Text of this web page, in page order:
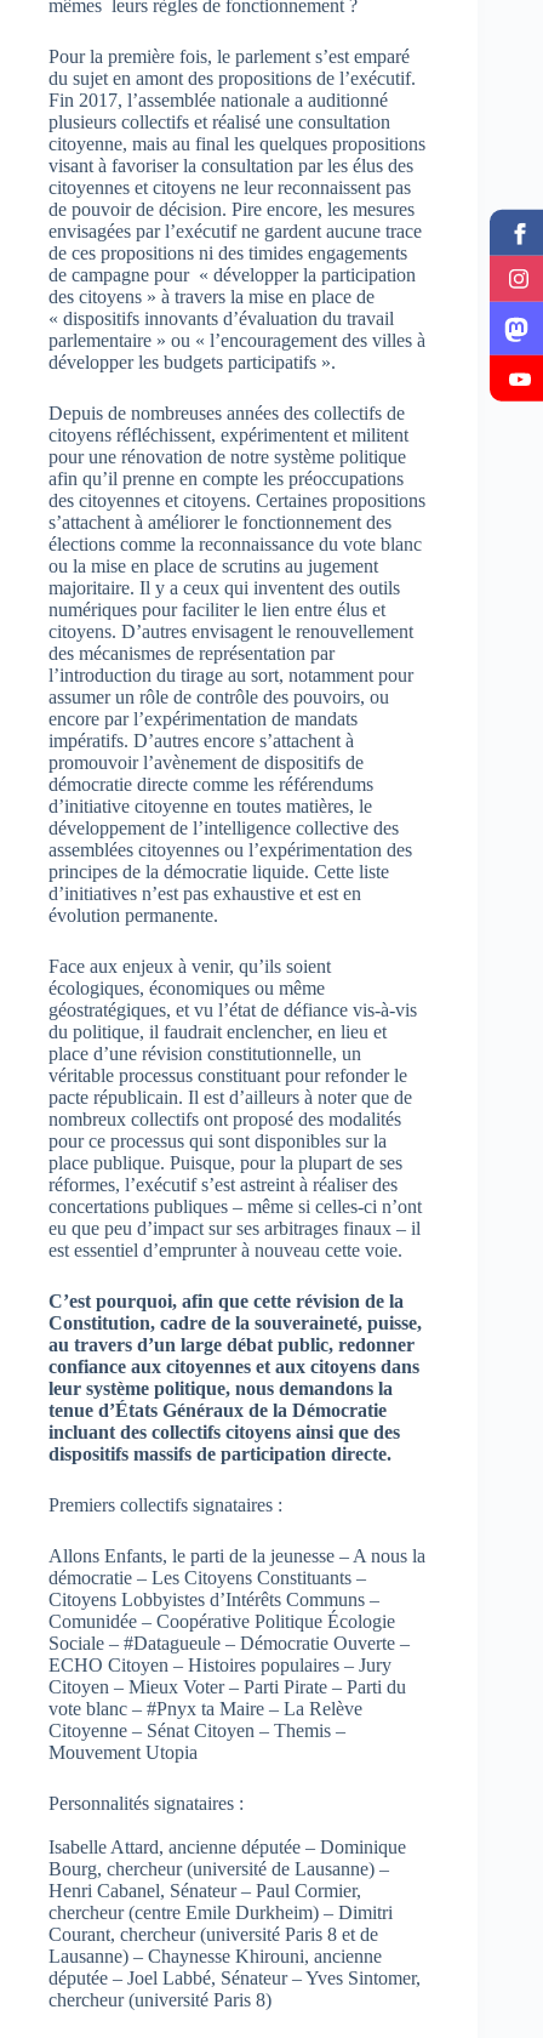
mêmes leurs règles de fonctionnement ?
Pour la première fois, le parlement s’est emparé
du sujet en amont des propositions de l’exécutif.
Fin 2017, l’assemblée nationale a auditionné
plusieurs collectifs et réalisé une consultation
citoyenne, mais au final les quelques propositions
visant à favoriser la consultation par les élus des
citoyennes et citoyens ne leur reconnaissent pas
de pouvoir de décision. Pire encore, les mesures
envisagées par l’exécutif ne gardent aucune trace
de ces propositions ni des timides engagements
de campagne pour « développer la participation
des citoyens » à travers la mise en place de
« dispositifs innovants d’évaluation du travail
parlementaire » ou « l’encouragement des villes à
développer les budgets participatifs ».
Depuis de nombreuses années des collectifs de
citoyens réfléchissent, expérimentent et militent
pour une rénovation de notre système politique
afin qu’il prenne en compte les préoccupations
des citoyennes et citoyens. Certaines propositions
s’attachent à améliorer le fonctionnement des
élections comme la reconnaissance du vote blanc
ou la mise en place de scrutins au jugement
majoritaire. Il y a ceux qui inventent des outils
numériques pour faciliter le lien entre élus et
citoyens. D’autres envisagent le renouvellement
des mécanismes de représentation par
l’introduction du tirage au sort, notamment pour
assumer un rôle de contrôle des pouvoirs, ou
encore par l’expérimentation de mandats
impératifs. D’autres encore s’attachent à
promouvoir l’avènement de dispositifs de
démocratie directe comme les référendums
d’initiative citoyenne en toutes matières, le
développement de l’intelligence collective des
assemblées citoyennes ou l’expérimentation des
principes de la démocratie liquide. Cette liste
d’initiatives n’est pas exhaustive et est en
évolution permanente.
Face aux enjeux à venir, qu’ils soient
écologiques, économiques ou même
géostratégiques, et vu l’état de défiance vis-à-vis
du politique, il faudrait enclencher, en lieu et
place d’une révision constitutionnelle, un
véritable processus constituant pour refonder le
pacte républicain. Il est d’ailleurs à noter que de
nombreux collectifs ont proposé des modalités
pour ce processus qui sont disponibles sur la
place publique. Puisque, pour la plupart de ses
réformes, l’exécutif s’est astreint à réaliser des
concertations publiques – même si celles-ci n’ont
eu que peu d’impact sur ses arbitrages finaux – il
est essentiel d’emprunter à nouveau cette voie.
C’est pourquoi, afin que cette révision de la
Constitution, cadre de la souveraineté, puisse,
au travers d’un large débat public, redonner
confiance aux citoyennes et aux citoyens dans
leur système politique, nous demandons la
tenue d’États Généraux de la Démocratie
incluant des collectifs citoyens ainsi que des
dispositifs massifs de participation directe.
Premiers collectifs signataires :
Allons Enfants, le parti de la jeunesse – A nous la
démocratie – Les Citoyens Constituants –
Citoyens Lobbyistes d’Intérêts Communs –
Comunidée – Coopérative Politique Écologie
Sociale – #Datagueule – Démocratie Ouverte –
ECHO Citoyen – Histoires populaires – Jury
Citoyen – Mieux Voter – Parti Pirate – Parti du
vote blanc – #Pnyx ta Maire – La Relève
Citoyenne – Sénat Citoyen – Themis –
Mouvement Utopia
Personnalités signataires :
Isabelle Attard, ancienne députée – Dominique
Bourg, chercheur (université de Lausanne) –
Henri Cabanel, Sénateur – Paul Cormier,
chercheur (centre Emile Durkheim) – Dimitri
Courant, chercheur (université Paris 8 et de
Lausanne) – Chaynesse Khirouni, ancienne
députée – Joel Labbé, Sénateur – Yves Sintomer,
chercheur (université Paris 8)